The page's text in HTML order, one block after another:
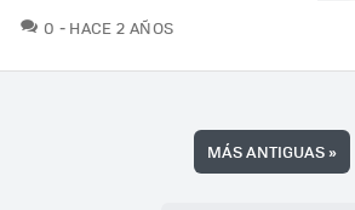
0 COMENTARIOS
HACE 2 AÑOS
MÁS ANTIGUAS»